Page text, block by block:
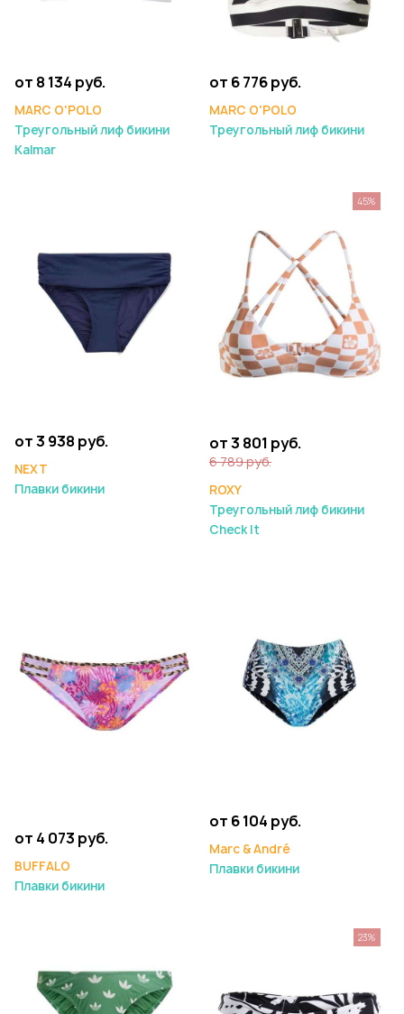
от 8 134 руб.
MARC O'POLO
Треугольный лиф бикини
Kalmar
от 6 776 руб.
MARC O'POLO
Треугольный лиф бикини
от 3 938 руб.
NEXT
Плавки бикини
от 3 801 руб.
6 789 руб.
ROXY
Треугольный лиф бикини
Check It
45%
от 4 073 руб.
BUFFALO
Плавки бикини
от 6 104 руб.
Marc & André
Плавки бикини
23%